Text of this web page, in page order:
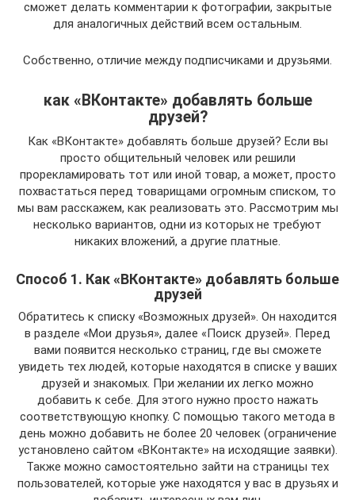
сможет делать комментарии к фотографии, закрытые
для аналогичных действий всем остальным.
Собственно, отличие между подписчиками и друзьями.
как «ВКонтакте» добавлять больше
друзей?
Как «ВКонтакте» добавлять больше друзей? Если вы
просто общительный человек или решили
прорекламировать тот или иной товар, а может, просто
похвастаться перед товарищами огромным списком, то
мы вам расскажем, как реализовать это. Рассмотрим мы
несколько вариантов, одни из которых не требуют
никаких вложений, а другие платные.
Способ 1. Как «ВКонтакте» добавлять больше
друзей
Обратитесь к списку «Возможных друзей». Он находится
в разделе «Мои друзья», далее «Поиск друзей». Перед
вами появится несколько страниц, где вы сможете
увидеть тех людей, которые находятся в списке у ваших
друзей и знакомых. При желании их легко можно
добавить к себе. Для этого нужно просто нажать
соответствующую кнопку. С помощью такого метода в
день можно добавить не более 20 человек (ограничение
установлено сайтом «ВКонтакте» на исходящие заявки).
Также можно самостоятельно зайти на страницы тех
пользователей, которые уже находятся у вас в друзьях и